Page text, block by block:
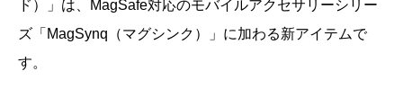
ド）」は、MagSafe対応のモバイルアクセサリーシリー
ズ「MagSynq（マグシンク）」に加わる新アイテムで
す。